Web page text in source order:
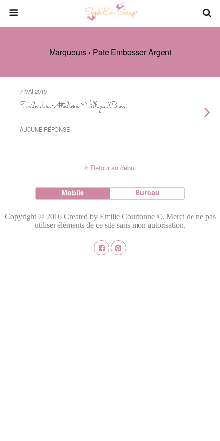
Marqueurs › Pate Embosser Argent
7 MAI 2019
Toile des Ateliers Villepa’Créa
AUCUNE RÉPONSE
Retour au début
Mobile Bureau
Copyright © 2016 Created by Emilie Courtonne ©. Merci de ne pas
utiliser éléments de ce site sans mon autorisation.